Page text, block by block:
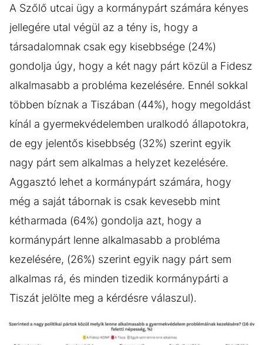
A Szőlő utcai ügy a kormánypárt számára kényes
jellegére utal végül az a tény is, hogy a
társadalomnak csak egy kisebbsége (24%)
gondolja úgy, hogy a két nagy párt közül a Fidesz
alkalmasabb a probléma kezelésére. Ennél sokkal
többen bíznak a Tiszában (44%), hogy megoldást
kínál a gyermekvédelemben uralkodó állapotokra,
de egy jelentős kisebbség (32%) szerint egyik
nagy párt sem alkalmas a helyzet kezelésére.
Aggasztó lehet a kormánypárt számára, hogy
még a saját tábornak is csak kevesebb mint
kétharmada (64%) gondolja azt, hogy a
kormánypárt lenne alkalmasabb a probléma
kezelésére, (26%) szerint egyik nagy párt sem
alkalmas rá, és minden tizedik kormánypárti a
Tiszát jelölte meg a kérdésre válaszul).